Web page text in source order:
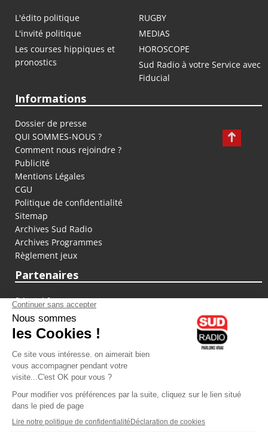
L'édito politique
RUGBY
L'invité politique
MEDIAS
Les courses hippiques et
pronostics
HOROSCOPE
Sud Radio à votre Service avec
Fiducial
Informations
Dossier de presse
QUI SOMMES-NOUS ?
Comment nous rejoindre ?
Publicité
Mentions Légales
CGU
Politique de confidentialité
Sitemap
Archives Sud Radio
Archives Programmes
Règlement jeux
Partenaires
fiducial.fr
lyoncapitale.fr
olympique-et-lyonnais.com
L'application Iphone / Android
Téléchargez l'application
Les cookies